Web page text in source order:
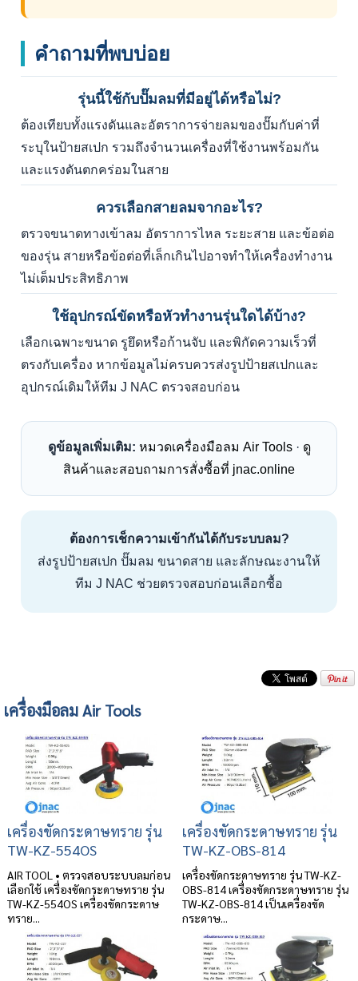
คำถามที่พบบ่อย
รุ่นนี้ใช้กับปั๊มลมที่มีอยู่ได้หรือไม่?
ต้องเทียบทั้งแรงดันและอัตราการจ่ายลมของปั๊มกับค่าที่
ระบุในป้ายสเปก รวมถึงจำนวนเครื่องที่ใช้งานพร้อมกัน
และแรงดันตกคร่อมในสาย
ควรเลือกสายลมจากอะไร?
ตรวจขนาดทางเข้าลม อัตราการไหล ระยะสาย และข้อต่อ
ของรุ่น สายหรือข้อต่อที่เล็กเกินไปอาจทำให้เครื่องทำงาน
ไม่เต็มประสิทธิภาพ
ใช้อุปกรณ์ขัดหรือหัวทำงานรุ่นใดได้บ้าง?
เลือกเฉพาะขนาด รูยึดหรือก้านจับ และพิกัดความเร็วที่
ตรงกับเครื่อง หากข้อมูลไม่ครบควรส่งรูปป้ายสเปกและ
อุปกรณ์เดิมให้ทีม J NAC ตรวจสอบก่อน
ดูข้อมูลเพิ่มเติม: หมวดเครื่องมือลม Air Tools· ดู
สินค้าและสอบถามการสั่งซื้อที่ jnac.online
ต้องการเช็กความเข้ากันได้กับระบบลม?
ส่งรูปป้ายสเปก ปั๊มลม ขนาดสาย และลักษณะงานให้
ทีม J NAC ช่วยตรวจสอบก่อนเลือกซื้อ
เครื่องมือลม Air Tools
เครื่องขัดกระดาษทราย รุ่น
TW-KZ-554OS
AIR TOOL • ตรวจสอบระบบลมก่อน
เลือกใช้ เครื่องขัดกระดาษทราย รุ่น
TW-KZ-554OS เครื่องขัดกระดาษ
ทราย...
เครื่องขัดกระดาษทราย รุ่น
TW-KZ-OBS-814
เครื่องขัดกระดาษทราย รุ่น TW-KZ-
OBS-814 เครื่องขัดกระดาษทราย รุ่น
TW-KZ-OBS-814 เป็นเครื่องขัด
กระดาษ...